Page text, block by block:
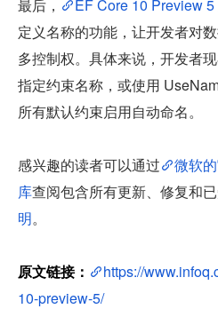
最后， EF Core 10 Preview 5
定义名称的功能，让开发者对
多控制权。具体来说，开发者
指定约束名称，或使用
所有默认约束启用自动命名。
感兴趣的读者可以通过 微软
库查阅包含所有更新、修复和
明。
原文链接：
https://
10-preview-5/